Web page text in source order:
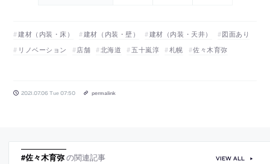
建材（内装・床） 建材（内装・壁） 建材（内装・天井）
図面あり
リノベーション
店舗 北海道 五十嵐淳 札幌 佐々木育弥
2021.07.06 Tue 07:50 permalink
#佐々木育弥の関連記事 VIEW ALL